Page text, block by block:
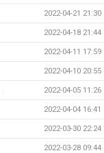
2022-04-21 21:30
2022-04-18 21:44
2022-04-11 17:59
2022-04-10 20:55
2022-04-05 11:26
2022-04-04 16:41
2022-03-30 22:24
2022-03-28 09:44